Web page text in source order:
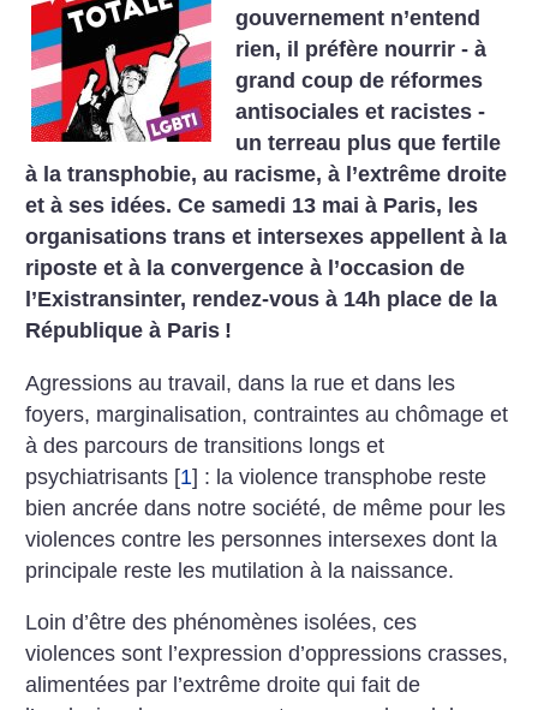
gouvernement n’entend
rien, il préfère nourrir - à
grand coup de réformes
antisociales et racistes -
un terreau plus que fertile
à la transphobie, au racisme, à l’extrême droite
et à ses idées. Ce samedi 13 mai à Paris, les
organisations trans et intersexes appellent à la
riposte et à la convergence à l’occasion de
l’Existransinter, rendez-vous à 14h place de la
République à Paris !
Agressions au travail, dans la rue et dans les
foyers, marginalisation, contraintes au chômage et
à des parcours de transitions longs et
psychiatrisants [1] : la violence transphobe reste
bien ancrée dans notre société, de même pour les
violences contre les personnes intersexes dont la
principale reste les mutilation à la naissance.
Loin d’être des phénomènes isolées, ces
violences sont l’expression d’oppressions crasses,
alimentées par l’extrême droite qui fait de